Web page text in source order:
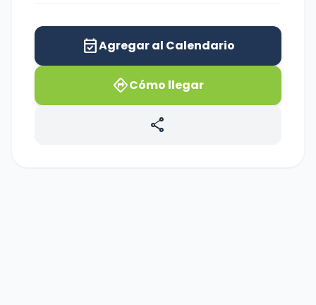
event_availableAgregar al Calendario
directionsCómo llegar
share